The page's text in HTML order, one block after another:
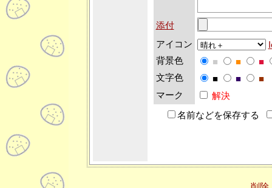
添付
アイコン
背景色
■ ■
■
文字色
■ ■
■
マーク
解決
名前などを保存する